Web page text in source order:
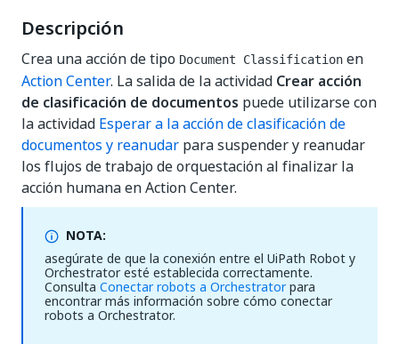
Descripción
Crea una acción de tipo Document Classification en
Action Center. La salida de la actividad Crear acción
de clasificación de documentos puede utilizarse con
la actividad Esperar a la acción de clasificación de
documentos y reanudar para suspender y reanudar
los flujos de trabajo de orquestación al finalizar la
acción humana en Action Center.
NOTA:
asegúrate de que la conexión entre el UiPath Robot y
Orchestrator esté establecida correctamente.
Consulta Conectar robots a Orchestratorpara
encontrar más información sobre cómo conectar
robots a Orchestrator.